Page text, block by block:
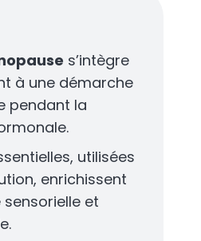
s’intègre
à une démarche
pendant la
utilisées
enrichissent
sensorielle et